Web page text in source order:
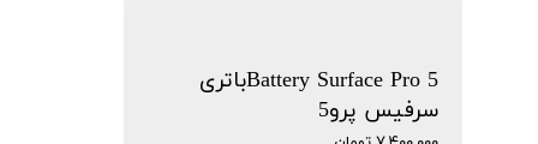
Battery Surface Pro 5باتری
سرفیس پرو5